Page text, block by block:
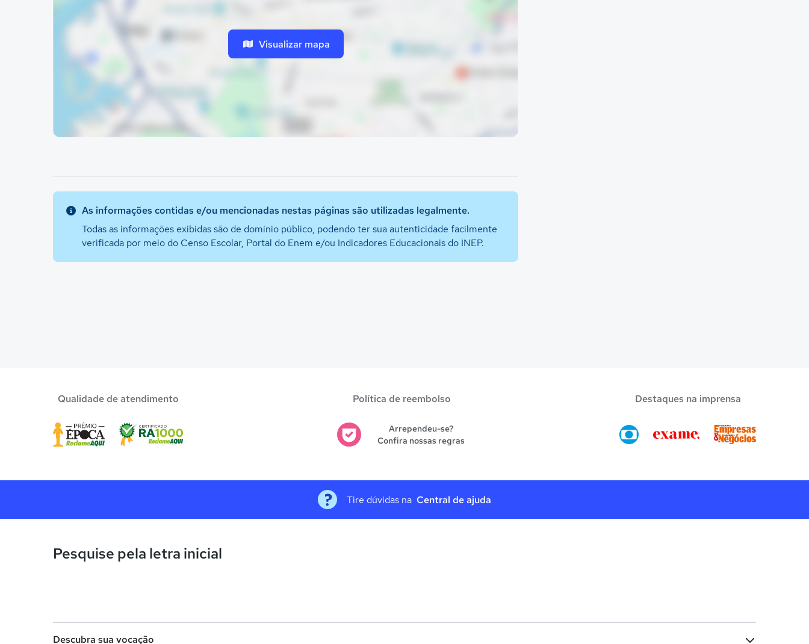
Visualizar mapa
As informações contidas e/ou mencionadas nestas páginas são utilizadas legalmente.
Todas as informações exibidas são de domínio público, podendo ter sua autenticidade facilmente
verificada por meio do Censo Escolar, Portal do Enem e/ou Indicadores Educacionais do INEP.
Qualidade de atendimento Política de reembolso
Arrependeu-se?
Confira nossas regras
Destaques na imprensa
Tire dúvidas na Central de ajuda
Pesquise pela letra inicial
Descubra sua vocação